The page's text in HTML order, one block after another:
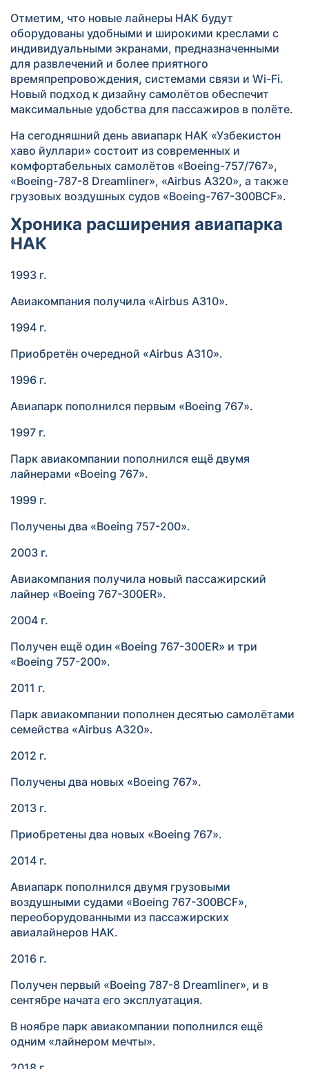
Отметим, что новые лайнеры НАК будут
оборудованы удобными и широкими креслами с
индивидуальными экранами, предназначенными
для развлечений и более приятного
времяпрепровождения, системами связи и Wi-Fi.
Новый подход к дизайну самолётов обеспечит
максимальные удобства для пассажиров в полёте.
На сегодняшний день авиапарк НАК «Узбекистон
хаво йуллари» состоит из современных и
комфортабельных самолётов «Boeing-757/767»,
«Boeing-787-8 Dreamliner», «Airbus А320», а также
грузовых воздушных судов «Boeing-767-300BCF».
Хроника расширения авиапарка
НАК
1993 г.
Авиакомпания получила «Airbus А310».
1994 г.
Приобретён очередной «Airbus А310».
1996 г.
Авиапарк пополнился первым «Boeing 767».
1997 г.
Парк авиакомпании пополнился ещё двумя
лайнерами «Boeing 767».
1999 г.
Получены два «Boeing 757-200».
2003 г.
Авиакомпания получила новый пассажирский
лайнер «Boeing 767-300ER».
2004 г.
Получен ещё один «Boeing 767-300ER» и три
«Boeing 757-200».
2011 г.
Парк авиакомпании пополнен десятью самолётами
семейства «Airbus А320».
2012 г.
Получены два новых «Boeing 767».
2013 г.
Приобретены два новых «Boeing 767».
2014 г.
Авиапарк пополнился двумя грузовыми
воздушными судами «Boeing 767-300BCF»,
переоборудованными из пассажирских
авиалайнеров НАК.
2016 г.
Получен первый «Boeing 787-8 Dreamliner», и в
сентябре начата его эксплуатация.
В ноябре парк авиакомпании пополнился ещё
одним «лайнером мечты».